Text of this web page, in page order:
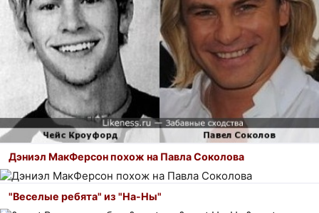
Дэниэл МакФерсон похож на Павла Соколова
"Веселые ребята" из "На-Ны"